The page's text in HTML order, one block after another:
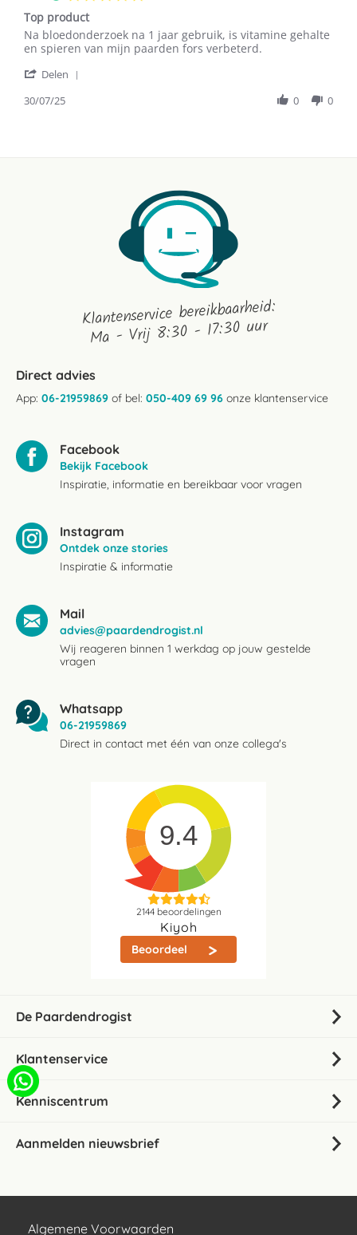
Top product
Review
by
V.
30
review
stating
product
Na bloedonderzoek na 1 jaar gebruik, is vitamine gehalte
en spieren van mijn paarden fors verbeterd.
Delen
30/07/25 0 0
Klantenservice bereikbaarheid:
Ma - Vrij 8:30 - 17:30 uur
Direct advies
App: 06-21959869 of bel: 050-409 69 96 onze klantenservice
Facebook
Bekijk Facebook
Inspiratie, informatie en bereikbaar voor vragen
Instagram
Ontdek onze stories
Inspiratie & informatie
Mail
advies@paardendrogist.nl
Wij reageren binnen 1 werkdag op jouw gestelde
vragen
Whatsapp
06-21959869
Direct in contact met één van onze collega's
9.4
2144beoordelingen
Kiyoh
Beoordeel
De Paardendrogist
Klantenservice
Kenniscentrum
Aanmelden nieuwsbrief
Algemene Voorwaarden